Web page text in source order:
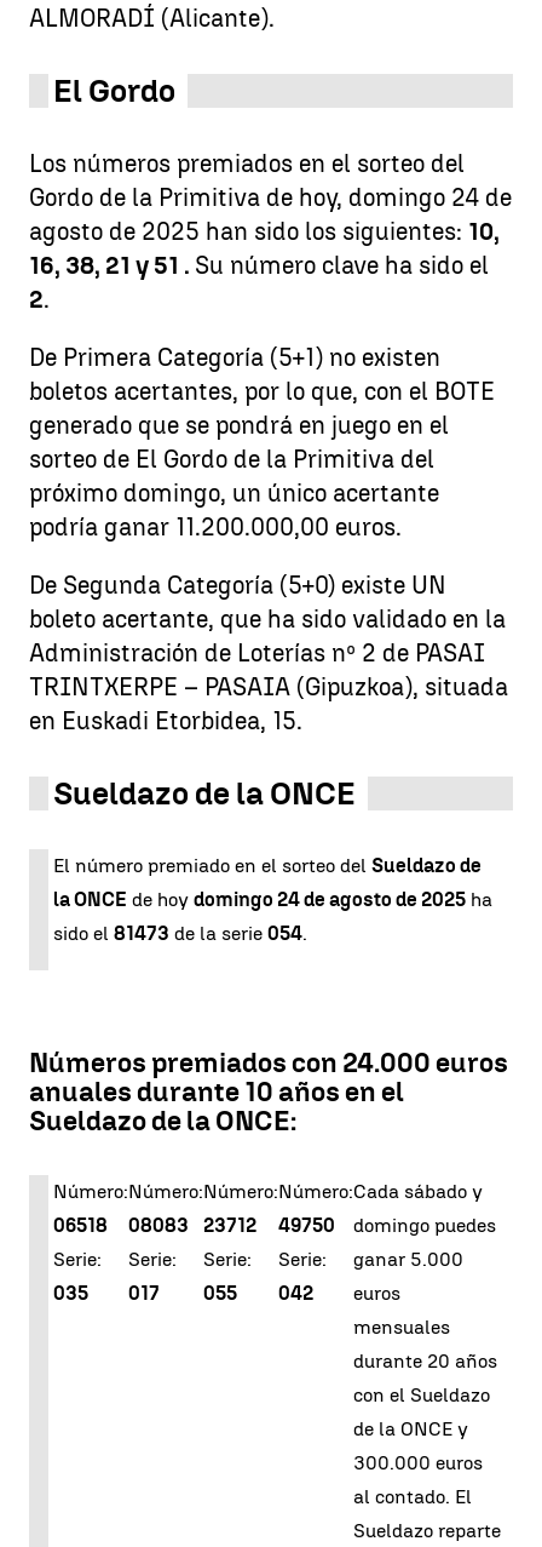
ALMORADÍ (Alicante).
El Gordo
Los números premiados en el sorteo del
Gordo de la Primitiva de hoy, domingo 24 de
agosto de 2025 han sido los siguientes: 10,
16, 38, 21 y 51 . Su número clave ha sido el
2.
De Primera Categoría (5+1) no existen
boletos acertantes, por lo que, con el BOTE
generado que se pondrá en juego en el
sorteo de El Gordo de la Primitiva del
próximo domingo, un único acertante
podría ganar 11.200.000,00 euros.
De Segunda Categoría (5+0) existe UN
boleto acertante, que ha sido validado en la
Administración de Loterías nº 2 de PASAI
TRINTXERPE – PASAIA (Gipuzkoa), situada
en Euskadi Etorbidea, 15.
Sueldazo de la ONCE
El número premiado en el sorteo del Sueldazo de
la ONCE de hoy domingo 24 de agosto de 2025 ha
sido el 81473 de la serie 054.
Números premiados con 24.000 euros
anuales durante 10 años en el
Sueldazo de la ONCE:
Número:
06518
Serie:
035
Número:
08083
Serie:
017
Número:
23712
Serie:
055
Número:
49750
Serie:
042
Cada sábado y
domingo puedes
ganar 5.000
euros
mensuales
durante 20 años
con el Sueldazo
de la ONCE y
300.000 euros
al contado. El
Sueldazo reparte